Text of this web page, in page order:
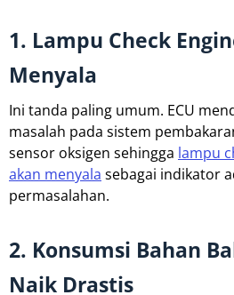
1. Lampu Check
Menyala
Ini tanda paling umum. ECU
masalah pada sistem
sensor oksigen sehingga lampu
akan menyala sebagai indikator
permasalahan.
2. Konsumsi Bahan
Naik Drastis